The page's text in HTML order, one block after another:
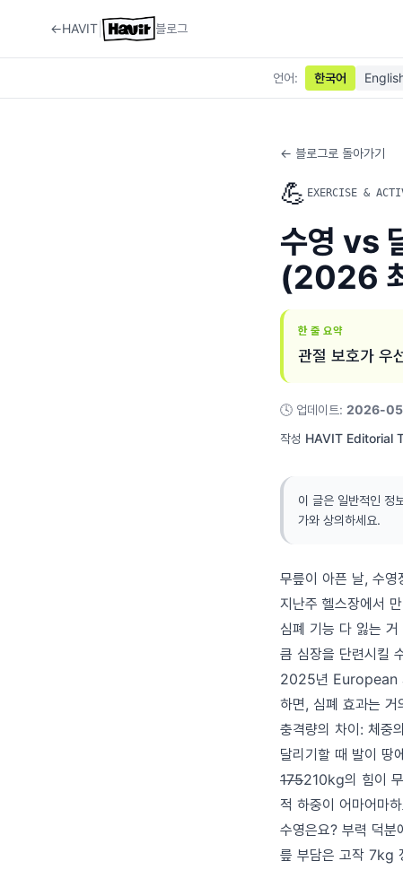
←HAVIT 블로그
언어: 한국어
← 블로그로 돌아가기
💪 EXERCISE &
수영 vs
(2026
한 줄 요약
관절 보호가 우
🕓 업데이트: 2026-
작성 HAVIT Editorial
이 글은 일반적인 정
가와 상의하세요.
무릎이 아픈 날, 수영
지난주 헬스장에서
심폐 기능 다 잃는
큼 심장을 단련시킬
2025년 European
하면, 심폐 효과는 거
충격량의 차이: 체중
달리기할 때 발이 땅
175210kg의 힘이
적 하중이 어마어마
수영은요? 부력 덕
릎 부담은 고작 7kg